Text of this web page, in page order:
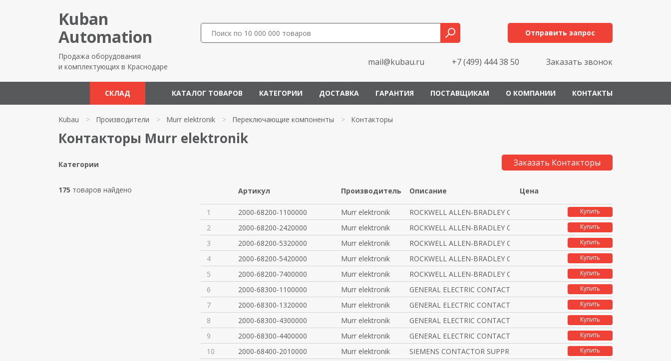
Kuban
Automation
Продажа оборудования
и комплектующих в Краснодаре
Отправить запрос
mail@kubau.ru +7 (499) 444 38 50 Заказать звонок
СКЛАД КАТАЛОГ ТОВАРОВ КАТЕГОРИИ ДОСТАВКА ГАРАНТИЯ ПОСТАВЩИКАМ О КОМПАНИИ КОНТАКТЫ
Kubau > Производители > Murr elektronik > Переключающие компоненты > Контакторы
Контакторы Murr elektronik
Категории
175 товаров найдено
Заказать Контакторы
Артикул Производитель Описание Цена
1 2000-68200-1100000 Murr elektronik ROCKWELL ALLEN-BRADLEY CONTACT Купить
2 2000-68200-2420000 Murr elektronik ROCKWELL ALLEN-BRADLEY CONTACT Купить
3 2000-68200-5320000 Murr elektronik ROCKWELL ALLEN-BRADLEY CONTACT Купить
4 2000-68200-5420000 Murr elektronik ROCKWELL ALLEN-BRADLEY CONTACT Купить
5 2000-68200-7400000 Murr elektronik ROCKWELL ALLEN-BRADLEY CONTACT Купить
6 2000-68300-1100000 Murr elektronik GENERAL ELECTRIC CONTACTOR SUP Купить
7 2000-68300-1320000 Murr elektronik GENERAL ELECTRIC CONTACTOR SUP Купить
8 2000-68300-4300000 Murr elektronik GENERAL ELECTRIC CONTACTOR SUP Купить
9 2000-68300-4400000 Murr elektronik GENERAL ELECTRIC CONTACTOR SUP Купить
10 2000-68400-2010000 Murr elektronik SIEMENS CONTACTOR SUPPRESSOR D Купить